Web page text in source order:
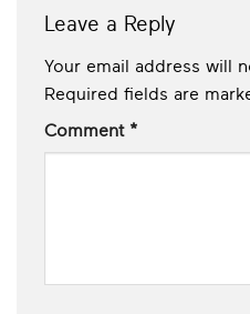
Leave a Reply
Your email address will
Required fields are
Comment *